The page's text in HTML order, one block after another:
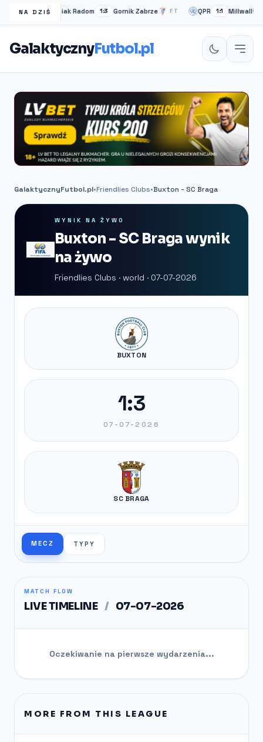
NA DZIŚ
Radomiak Radom 1:3 Gornik Zabrze FT QPR 1:1 Millwall
GalaktycznyFutbol.pl
GalaktycznyFutbol.pl•Friendlies Clubs•Buxton - SC Braga
WYNIK NA ŻYWO
Buxton - SC Braga wynik
na żywo
Friendlies Clubs · world · 07-07-2026
BUXTON
1:3
07-07-2026
SC BRAGA
MECZ TYPY
MATCH FLOW
LIVE TIMELINE / 07-07-2026
Oczekiwanie na pierwsze wydarzenia...
MORE FROM THIS LEAGUE